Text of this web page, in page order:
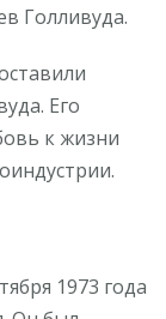
Голливуда.
Его
к жизни
1973 года